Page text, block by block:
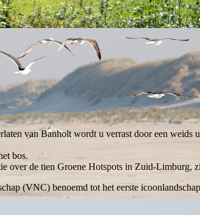
van Banholt wordt u verrast door een
bos.
over de tien Groene Hotspots in Zuid-Limburg,
(VNC) benoemd tot het eerste